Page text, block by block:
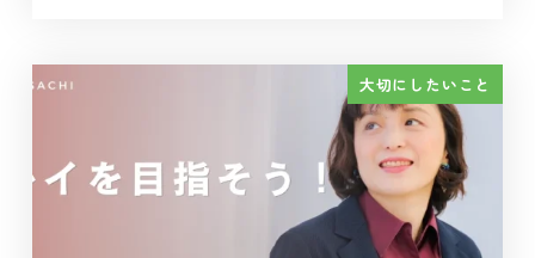
大切にしたいこと